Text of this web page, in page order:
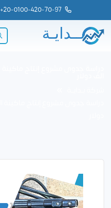
20-0100-420-70-97
+